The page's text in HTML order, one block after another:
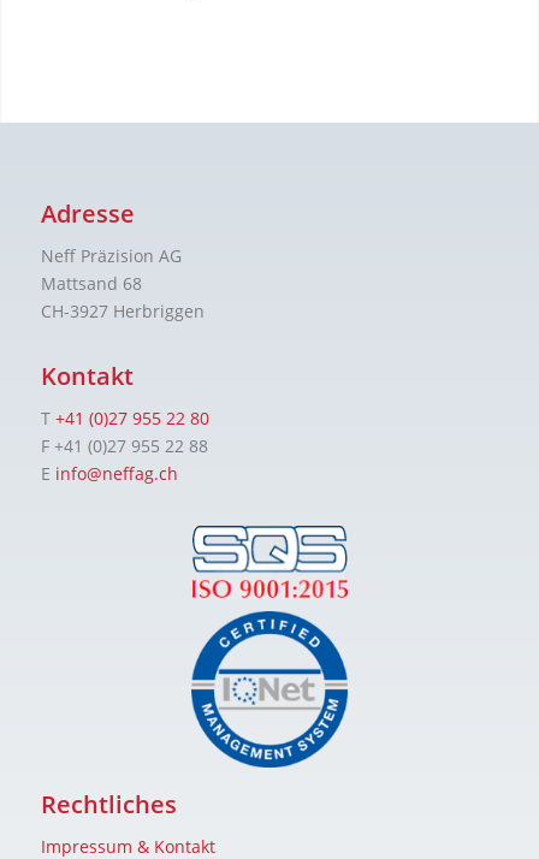
Adresse
Neff Präzision AG
Mattsand 68
CH-3927 Herbriggen
Kontakt
T +41 (0)27 955 22 80
F +41 (0)27 955 22 88
E info@neffag.ch
Rechtliches
Impressum & Kontakt